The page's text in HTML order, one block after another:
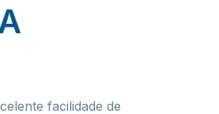
facilidade de